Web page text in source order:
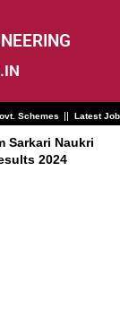
Schemes Latest
Sarkari Naukri
2024